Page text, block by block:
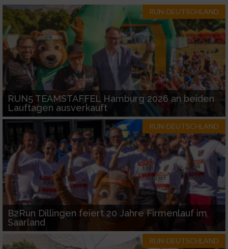
RUN-DEUTSCHLAND
RUN5 TEAMSTAFFEL Hamburg 2026 an beiden
Lauftagen ausverkauft
RUN-DEUTSCHLAND
B2Run Dillingen feiert 20 Jahre Firmenlauf im
Saarland
RUN-DEUTSCHLAND
Verwendung reduzierter Daten zur Auswahl
von Inhalten
IAB-Besonderheiten:
Verwendung genauer Standortdaten
Geräte anhand von aktiv angeforderten
Informationen identifizieren
Nicht-IAB-Verarbeitungszwecke:
Notwendig
Performance
Funktional
Werbung